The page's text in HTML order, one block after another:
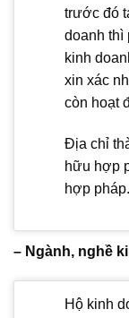
trước đó
doanh thì
kinh
xin xác
còn hoạt
Địa chỉ
hữu hợp
hợp pháp.
– Ngành, nghề
Hộ kinh